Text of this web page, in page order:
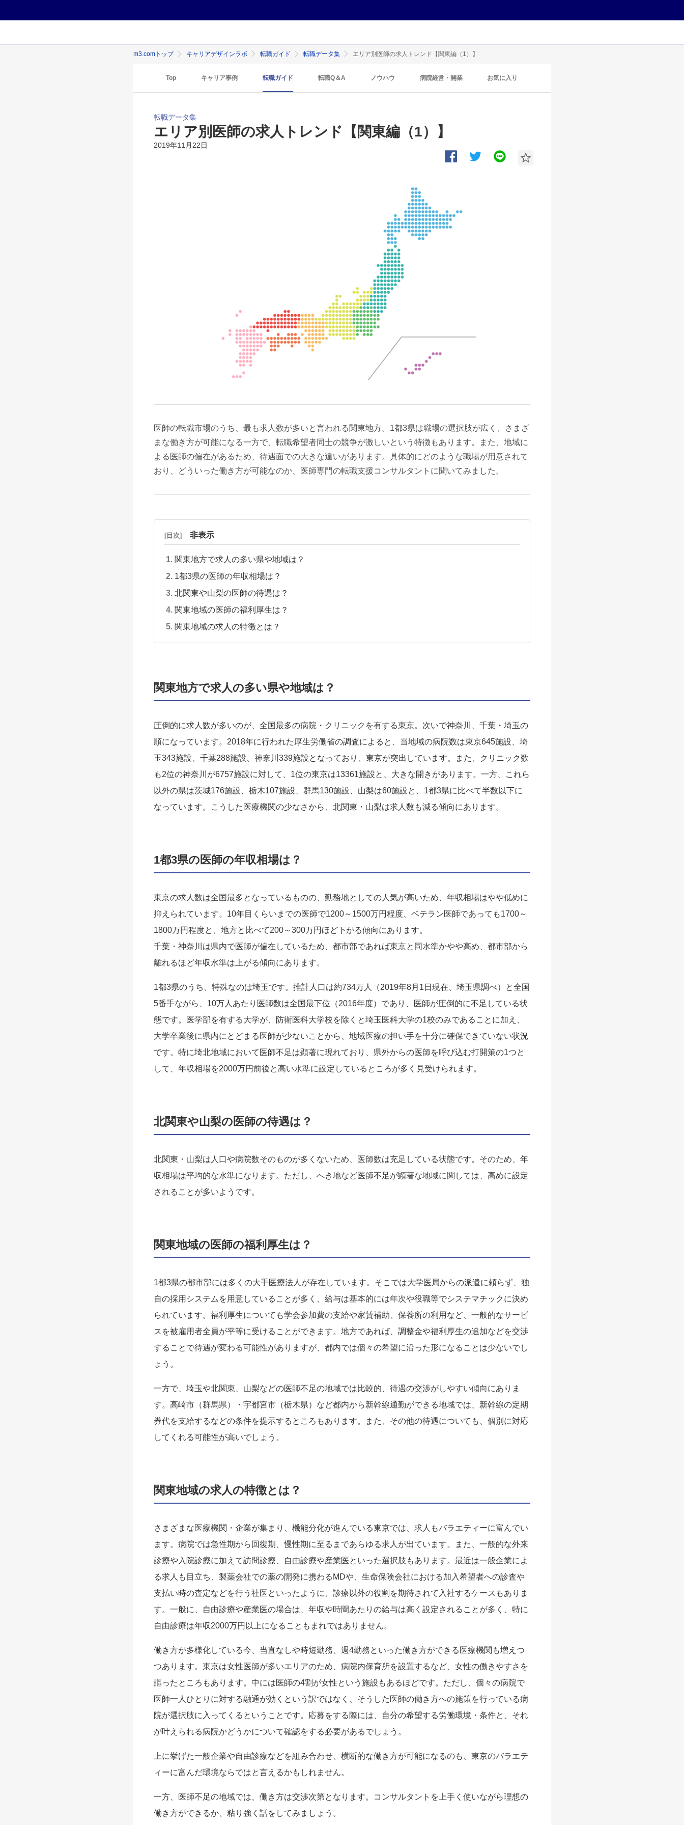
m3.comトップ キャリアデザインラボ 転職ガイド 転職データ集 エリア別医師の求人トレンド【関東編（1）】
Top キャリア事例 転職ガイド 転職Q＆A ノウハウ 病院経営・開業 お気に入り
転職データ集
エリア別医師の求人トレンド【関東編（1）】
2019年11月22日
医師の転職市場のうち、最も求人数が多いと言われる関東地方。1都3県は職場の選択肢が広く、さまざ
まな働き方が可能になる一方で、転職希望者同士の競争が激しいという特徴もあります。また、地域に
よる医師の偏在があるため、待遇面での大きな違いがあります。具体的にどのような職場が用意されて
おり、どういった働き方が可能なのか、医師専門の転職支援コンサルタントに聞いてみました。
[目次] 非表示
関東地方で求人の多い県や地域は？
1都3県の医師の年収相場は？
北関東や山梨の医師の待遇は？
関東地域の医師の福利厚生は？
関東地域の求人の特徴とは？
関東地方で求人の多い県や地域は？
圧倒的に求人数が多いのが、全国最多の病院・クリニックを有する東京。次いで神奈川、千葉・埼玉の
順になっています。2018年に行われた厚生労働省の調査によると、当地域の病院数は東京645施設、埼
玉343施設、千葉288施設、神奈川339施設となっており、東京が突出しています。また、クリニック数
も2位の神奈川が6757施設に対して、1位の東京は13361施設と、大きな開きがあります。一方、これら
以外の県は茨城176施設、栃木107施設、群馬130施設、山梨は60施設と、1都3県に比べて半数以下に
なっています。こうした医療機関の少なさから、北関東・山梨は求人数も減る傾向にあります。
1都3県の医師の年収相場は？
東京の求人数は全国最多となっているものの、勤務地としての人気が高いため、年収相場はやや低めに
抑えられています。10年目くらいまでの医師で1200～1500万円程度、ベテラン医師であっても1700～
1800万円程度と、地方と比べて200～300万円ほど下がる傾向にあります。
千葉・神奈川は県内で医師が偏在しているため、都市部であれば東京と同水準かやや高め、都市部から
離れるほど年収水準は上がる傾向にあります。
1都3県のうち、特殊なのは埼玉です。推計人口は約734万人（2019年8月1日現在、埼玉県調べ）と全国
5番手ながら、10万人あたり医師数は全国最下位（2016年度）であり、医師が圧倒的に不足している状
態です。医学部を有する大学が、防衛医科大学校を除くと埼玉医科大学の1校のみであることに加え、
大学卒業後に県内にとどまる医師が少ないことから、地域医療の担い手を十分に確保できていない状況
です。特に埼北地域において医師不足は顕著に現れており、県外からの医師を呼び込む打開策の1つと
して、年収相場を2000万円前後と高い水準に設定しているところが多く見受けられます。
北関東や山梨の医師の待遇は？
北関東・山梨は人口や病院数そのものが多くないため、医師数は充足している状態です。そのため、年
収相場は平均的な水準になります。ただし、へき地など医師不足が顕著な地域に関しては、高めに設定
されることが多いようです。
関東地域の医師の福利厚生は？
1都3県の都市部には多くの大手医療法人が存在しています。そこでは大学医局からの派遣に頼らず、独
自の採用システムを用意していることが多く、給与は基本的には年次や役職等でシステマチックに決め
られています。福利厚生についても学会参加費の支給や家賃補助、保養所の利用など、一般的なサービ
スを被雇用者全員が平等に受けることができます。地方であれば、調整金や福利厚生の追加などを交渉
することで待遇が変わる可能性がありますが、都内では個々の希望に沿った形になることは少ないでし
ょう。
一方で、埼玉や北関東、山梨などの医師不足の地域では比較的、待遇の交渉がしやすい傾向にありま
す。高崎市（群馬県）・宇都宮市（栃木県）など都内から新幹線通勤ができる地域では、新幹線の定期
券代を支給するなどの条件を提示するところもあります。また、その他の待遇についても、個別に対応
してくれる可能性が高いでしょう。
関東地域の求人の特徴とは？
さまざまな医療機関・企業が集まり、機能分化が進んでいる東京では、求人もバラエティーに富んでい
ます。病院では急性期から回復期、慢性期に至るまであらゆる求人が出ています。また、一般的な外来
診療や入院診療に加えて訪問診療、自由診療や産業医といった選択肢もあります。最近は一般企業によ
る求人も目立ち、製薬会社での薬の開発に携わるMDや、生命保険会社における加入希望者への診査や
支払い時の査定などを行う社医といったように、診療以外の役割を期待されて入社するケースもありま
す。一般に、自由診療や産業医の場合は、年収や時間あたりの給与は高く設定されることが多く、特に
自由診療は年収2000万円以上になることもまれではありません。
働き方が多様化している今、当直なしや時短勤務、週4勤務といった働き方ができる医療機関も増えつ
つあります。東京は女性医師が多いエリアのため、病院内保育所を設置するなど、女性の働きやすさを
謳ったところもあります。中には医師の4割が女性という施設もあるほどです。ただし、個々の病院で
医師一人ひとりに対する融通が効くという訳ではなく、そうした医師の働き方への施策を行っている病
院が選択肢に入ってくるということです。応募をする際には、自分の希望する労働環境・条件と、それ
が叶えられる病院かどうかについて確認をする必要があるでしょう。
上に挙げた一般企業や自由診療などを組み合わせ、横断的な働き方が可能になるのも、東京のバラエテ
ィーに富んだ環境ならではと言えるかもしれません。
一方、医師不足の地域では、働き方は交渉次第となります。コンサルタントを上手く使いながら理想の
働き方ができるか、粘り強く話をしてみましょう。